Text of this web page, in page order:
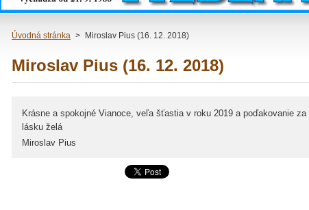
Úvodná stránka > Miroslav Pius (16. 12. 2018)
Miroslav Pius (16. 12. 2018)
Krásne a spokojné Vianoce, veľa šťastia v roku 2019 a poďakovanie
lásku želá
Miroslav Pius